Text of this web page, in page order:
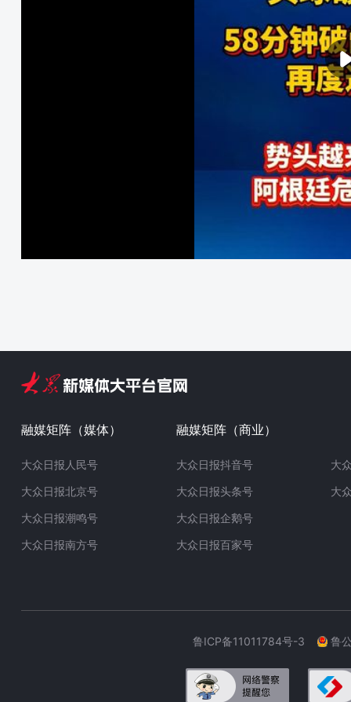
融媒矩阵（媒体）
大众日报人民号
大众日报北京号
大众日报潮鸣号
大众日报南方号
融媒矩阵（商业）
大众日报抖音号
大众日报头条号
大众日报企鹅号
大众日报百家号
大
大
鲁ICP备11011784号-3 鲁